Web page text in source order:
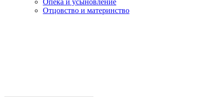
Опека и усыновление
Отцовство и материнство